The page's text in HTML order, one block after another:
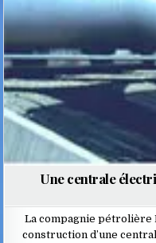
Une centrale
La compagnie pétrolière
construction d’une